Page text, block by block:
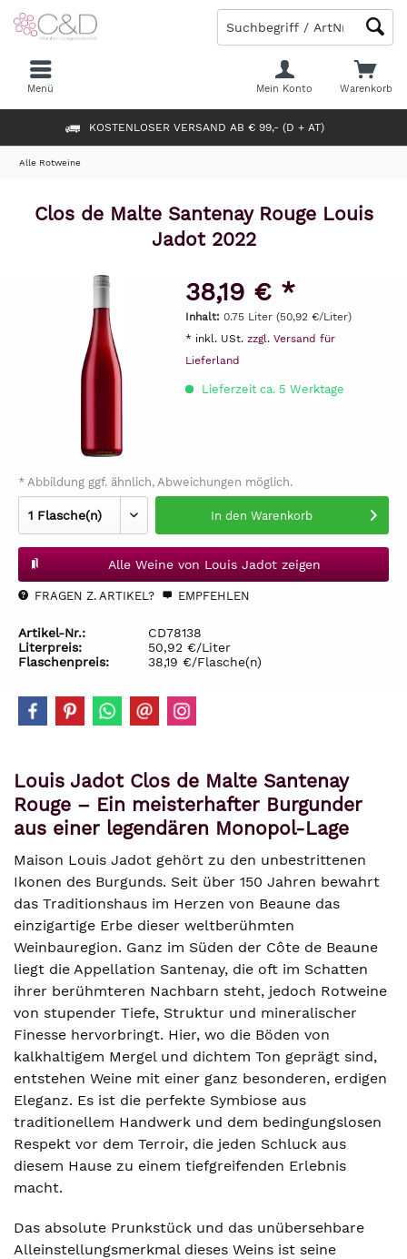
KOSTENLOSER VERSAND AB € 99,- (D + AT)
Warenkorb
Mein Konto
Menü
Alle Rotweine
Clos de Malte Santenay Rouge Louis
Jadot 2022
38,19 € *
Inhalt: 0.75 Liter (50,92 €/Liter)
* inkl. USt. zzgl. Versand für
Lieferland
Lieferzeit ca. 5 Werktage
* Abbildung ggf. ähnlich, Abweichungen möglich.
In den Warenkorb
Alle Weine von Louis Jadot zeigen
FRAGEN Z. ARTIKEL? EMPFEHLEN
Artikel-Nr.:
CD78138
Literpreis:
50,92 €/Liter
Flaschenpreis:
38,19 €/Flasche(n)
Louis Jadot Clos de Malte Santenay
Rouge – Ein meisterhafter Burgunder
aus einer legendären Monopol-Lage
Maison Louis Jadot gehört zu den unbestrittenen
Ikonen des Burgunds. Seit über 150 Jahren bewahrt
das Traditionshaus im Herzen von Beaune das
einzigartige Erbe dieser weltberühmten
Weinbauregion. Ganz im Süden der Côte de Beaune
liegt die Appellation Santenay, die oft im Schatten
ihrer berühmteren Nachbarn steht, jedoch Rotweine
von stupender Tiefe, Struktur und mineralischer
Finesse hervorbringt. Hier, wo die Böden von
kalkhaltigem Mergel und dichtem Ton geprägt sind,
entstehen Weine mit einer ganz besonderen, erdigen
Eleganz. Es ist die perfekte Symbiose aus
traditionellem Handwerk und dem bedingungslosen
Respekt vor dem Terroir, die jeden Schluck aus
diesem Hause zu einem tiefgreifenden Erlebnis
macht.
Das absolute Prunkstück und das unübersehbare
Alleinstellungsmerkmal dieses Weins ist seine